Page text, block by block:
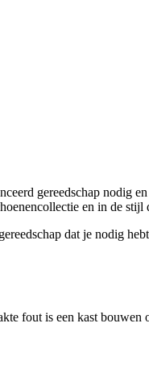
gereedschap nodig
en in de stijl
dat je nodig
fout is een kast bouwen